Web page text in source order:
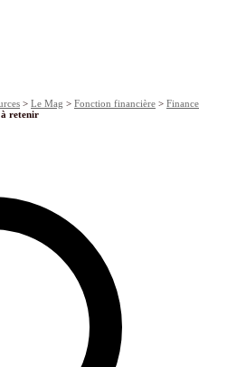
> Le Mag > Fonction financière > Finance
à retenir